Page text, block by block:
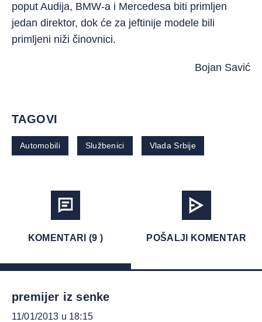
poput Audija, BMW-a i Mercedesa biti primljen
jedan direktor, dok će za jeftinije modele bili
primljeni niži činovnici.
Bojan Savić
TAGOVI
Automobili Službenici Vlada Srbije
KOMENTARI (9 ) POŠALJI KOMENTAR
premijer iz senke
11/01/2013 u 18:15